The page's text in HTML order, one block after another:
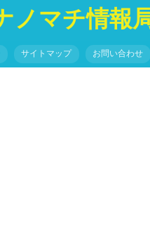
ノマチ情報
サイトマップ お問い合わせ